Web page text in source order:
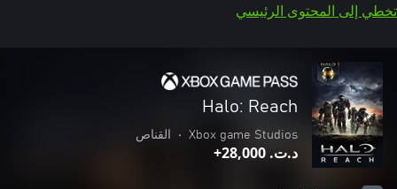
تخطي إلى المحتوى الرئيسي
Halo: Reach
Xbox game Studios
• القناص
د.ت.‏ 28,000+